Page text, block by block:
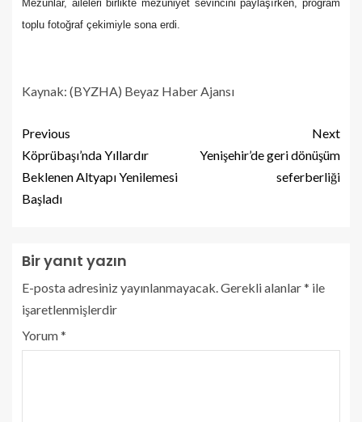
Mezunlar, aileleri birlikte mezuniyet sevincini paylaşırken, program
toplu fotoğraf çekimiyle sona erdi.
Kaynak: (BYZHA) Beyaz Haber Ajansı
Previous
Köprübaşı’nda Yıllardır
Beklenen Altyapı Yenilemesi
Başladı
Next
Yenişehir’de geri dönüşüm
seferberliği
Bir yanıt yazın
E-posta adresiniz yayınlanmayacak. Gerekli alanlar* ile
işaretlenmişlerdir
Yorum*